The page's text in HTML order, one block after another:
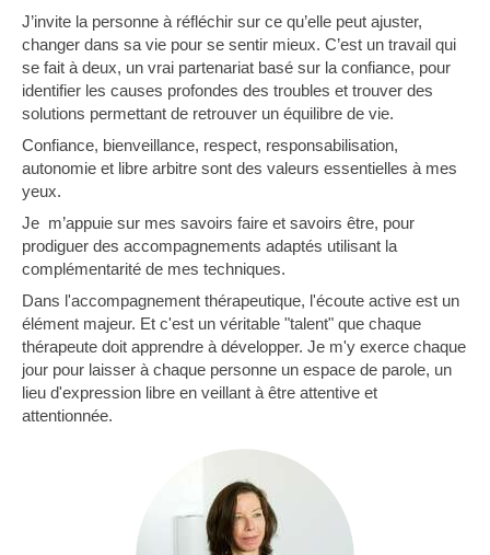
J’invite la personne à réfléchir sur ce qu’elle peut ajuster,
changer dans sa vie pour se sentir mieux. C’est un travail qui
se fait à deux, un vrai partenariat basé sur la confiance, pour
identifier les causes profondes des troubles et trouver des
solutions permettant de retrouver un équilibre de vie.
Confiance, bienveillance, respect, responsabilisation,
autonomie et libre arbitre sont des valeurs essentielles à mes
yeux.
Je m’appuie sur mes savoirs faire et savoirs être, pour
prodiguer des accompagnements adaptés utilisant la
complémentarité de mes techniques.
Dans l'accompagnement thérapeutique, l'écoute active est un
élément majeur. Et c'est un véritable "talent" que chaque
thérapeute doit apprendre à développer. Je m'y exerce chaque
jour pour laisser à chaque personne un espace de parole, un
lieu d'expression libre en veillant à être attentive et
attentionnée.